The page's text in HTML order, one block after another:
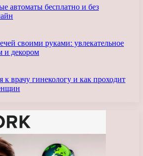
автоматы бесплатно и без
своими руками: увлекательное
и декором
к врачу гинекологу и как проходит